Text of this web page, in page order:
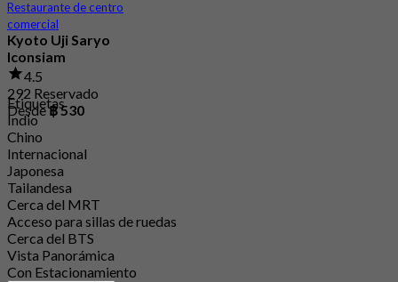
Restaurante de centro
comercial
Kyoto Uji Saryo
Iconsiam
4.5
292 Reservado
Desde฿ 530
Etiquetas
Indio
Chino
Internacional
Japonesa
Tailandesa
Cerca del MRT
Acceso para sillas de ruedas
Cerca del BTS
Vista Panorámica
Con Estacionamiento